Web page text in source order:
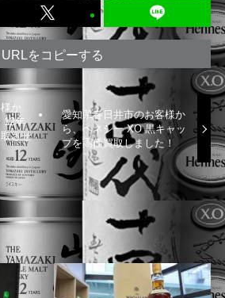
URLをコピーする
か
12年
させ
愛知県春日井市のお客様か
ら、ヘネシー XO 黒キャッ
プを高価買取しました！